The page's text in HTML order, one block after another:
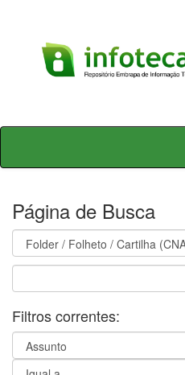
Skip
Página de Busca
Filtros correntes: